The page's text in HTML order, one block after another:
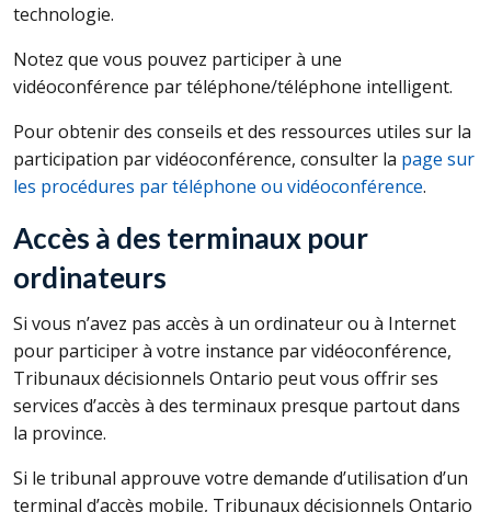
technologie.
Notez que vous pouvez participer à une
vidéoconférence par téléphone/téléphone intelligent.
Pour obtenir des conseils et des ressources utiles sur la
participation par vidéoconférence, consulter la page sur
les procédures par téléphone ou vidéoconférence.
Accès à des terminaux pour
ordinateurs
Si vous n’avez pas accès à un ordinateur ou à Internet
pour participer à votre instance par vidéoconférence,
Tribunaux décisionnels Ontario peut vous offrir ses
services d’accès à des terminaux presque partout dans
la province.
Si le tribunal approuve votre demande d’utilisation d’un
terminal d’accès mobile, Tribunaux décisionnels Ontario